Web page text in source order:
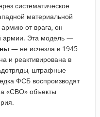
систематическое
материальной
от врага, он
армии. Эта модель —
— не исчезла в 1945
и реактивирована в
штрафные
ФСБ воспроизводят
«СВО» объекты